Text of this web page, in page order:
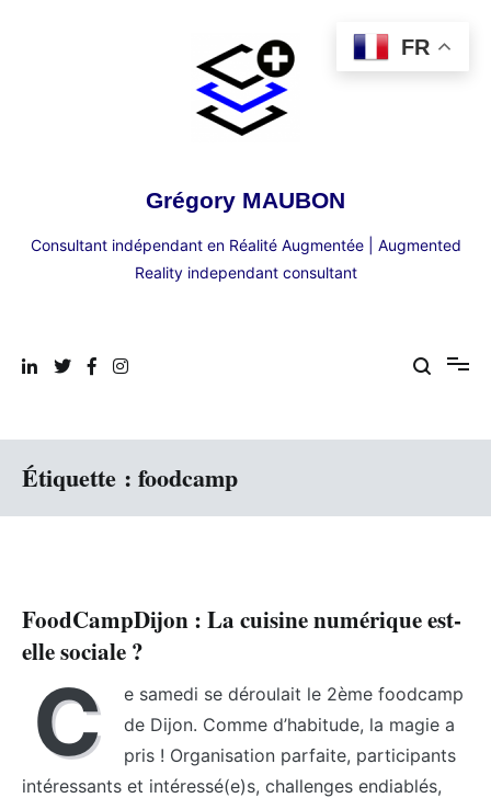
Grégory MAUBON
Consultant indépendant en Réalité Augmentée | Augmented
Reality independant consultant
Étiquette : foodcamp
FoodCampDijon : La cuisine numérique est-
elle sociale ?
C
e samedi se déroulait le 2ème foodcamp
de Dijon. Comme d’habitude, la magie a
pris ! Organisation parfaite, participants
intéressants et intéressé(e)s, challenges endiablés,
FR